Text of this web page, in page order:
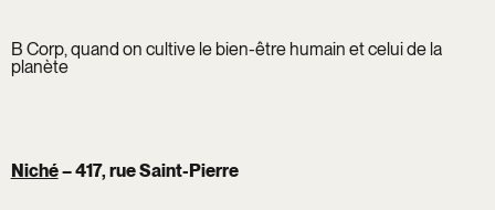
B Corp, quand on cultive le bien-être humain et celui de la
planète
Niché– 417, rue Saint-Pierre